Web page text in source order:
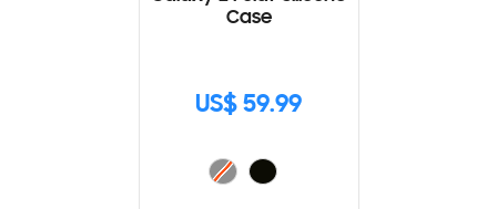
Case
US$ 59.99